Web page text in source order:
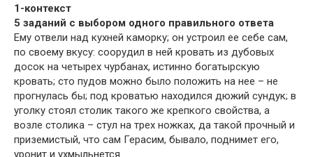
1-контекст
5 заданий с выбором одного правильного ответа
Ему отвели над кухней каморку; он устроил ее себе сам,
по своему вкусу: соорудил в ней кровать из дубовых
досок на четырех чурбанах, истинно богатырскую
кровать; сто пудов можно было положить на нее – не
прогнулась бы; под кроватью находился дюжий сундук; в
уголку стоял столик такого же крепкого свойства, а
возле столика – стул на трех ножках, да такой прочный и
приземистый, что сам Герасим, бывало, поднимет его,
уронит и ухмыльнется.